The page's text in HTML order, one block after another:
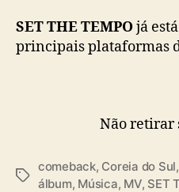
SET THE TEMPOjá
principais plataformas
Não retirar
T
comeback, Coreia do Sul,
álbum, Música, MV, SET